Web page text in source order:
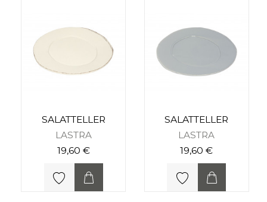
SALATTELLER
LASTRA
19,60 €
SALATTELLER
LASTRA
19,60 €